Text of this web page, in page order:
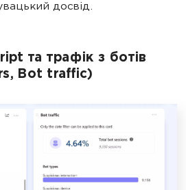
досвід.
та трафік з ботів
Bot traffic)